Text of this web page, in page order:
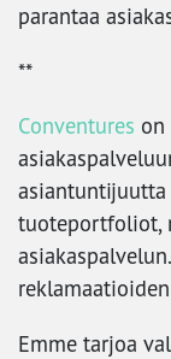
parantaa
**
Conventures on
tuoteportfoliot,
Emme tarjoa